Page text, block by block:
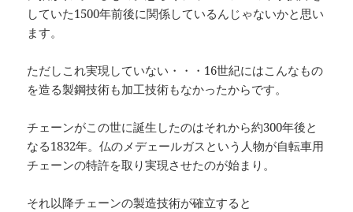
していた1500年前後に関係しているんじゃないかと思い
ます。
ただしこれ実現していない・・・16世紀にはこんなもの
を造る製鋼技術も加工技術もなかったからです。
チェーンがこの世に誕生したのはそれから約300年後と
なる1832年。仏のメデェールガスという人物が自転車用
チェーンの特許を取り実現させたのが始まり。
それ以降チェーンの製造技術が確立すると